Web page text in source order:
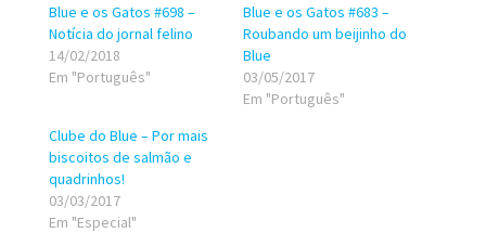
Blue e os Gatos #698 –
Notícia do jornal felino
14/02/2018
Em "Português"
Blue e os Gatos #683 –
Roubando um beijinho do
Blue
03/05/2017
Em "Português"
Clube do Blue – Por mais
biscoitos de salmão e
quadrinhos!
03/03/2017
Em "Especial"